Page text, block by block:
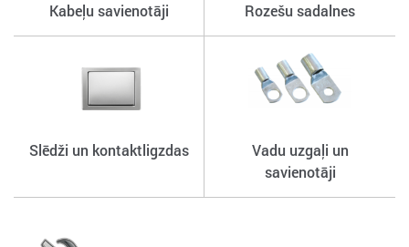
Kabeļu savienotāji Rozešu sadalnes
Slēdži un kontaktligzdas
Vadu uzgaļi un
savienotāji